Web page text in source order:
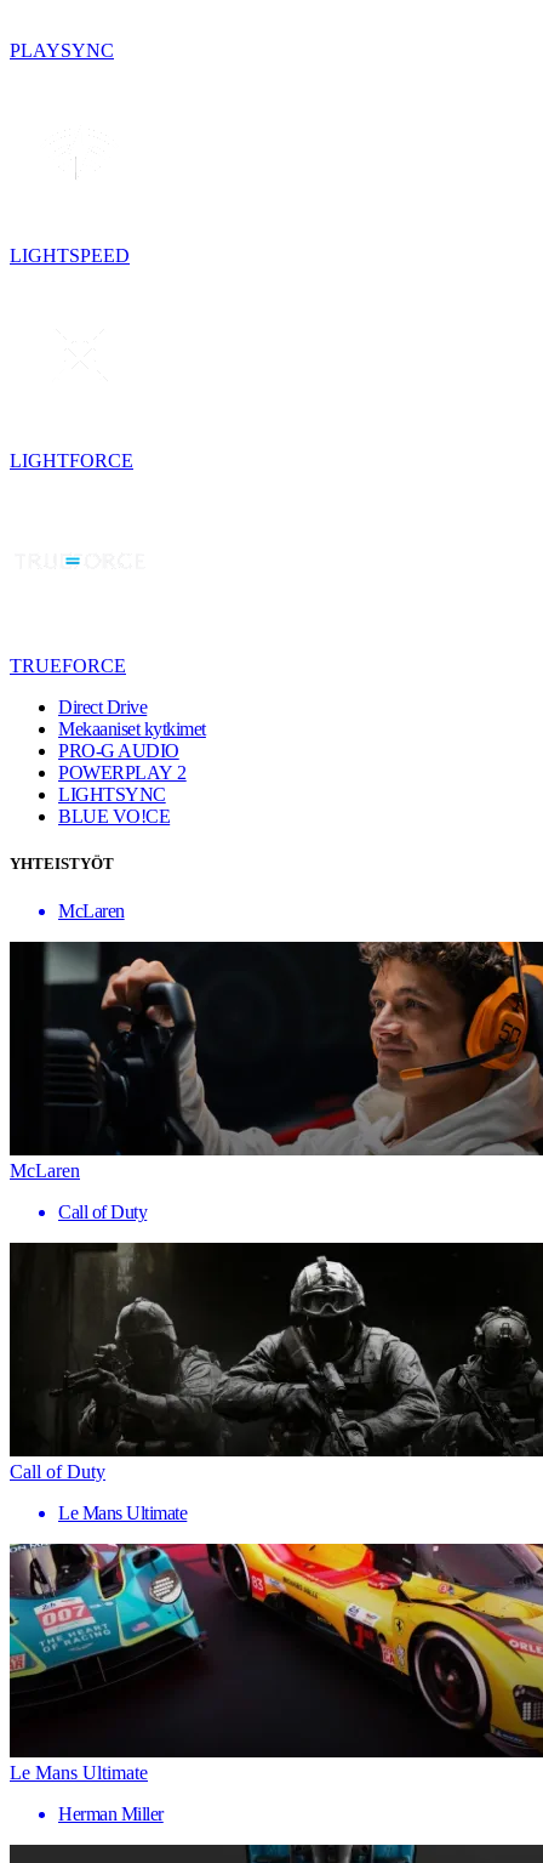
PLAYSYNC
LIGHTSPEED
LIGHTFORCE
TRUEFORCE
Direct Drive
Mekaaniset kytkimet
PRO-G AUDIO
POWERPLAY 2
LIGHTSYNC
BLUE VO!CE
YHTEISTYÖT
McLaren
McLaren
Call of Duty
Call of Duty
Le Mans Ultimate
Le Mans Ultimate
Herman Miller